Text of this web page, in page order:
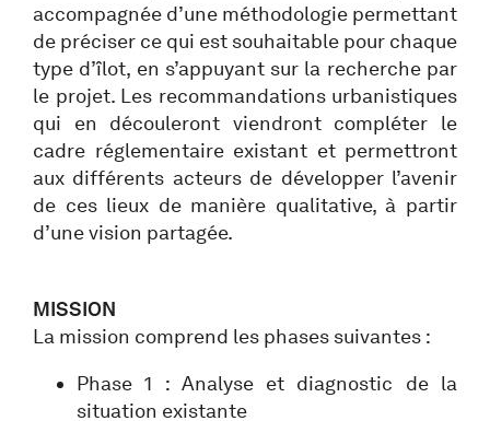
accompagnée d’une méthodologie permettant
de préciser ce qui est souhaitable pour chaque
type d’îlot, en s’appuyant sur la recherche par
le projet. Les recommandations urbanistiques
qui en découleront viendront compléter le
cadre réglementaire existant et permettront
aux différents acteurs de développer l’avenir
de ces lieux de manière qualitative, à partir
d’une vision partagée.
MISSION
La mission comprend les phases suivantes :
Phase 1 : Analyse et diagnostic de la
situation existante